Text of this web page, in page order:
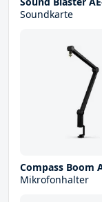
Soundkarte
Compass Boom
Mikrofonhalter